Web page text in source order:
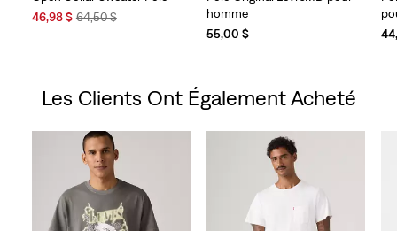
Sale
46,98 $Original
64,50 $
homme
55,00 $
Les Clients Ont Également Acheté